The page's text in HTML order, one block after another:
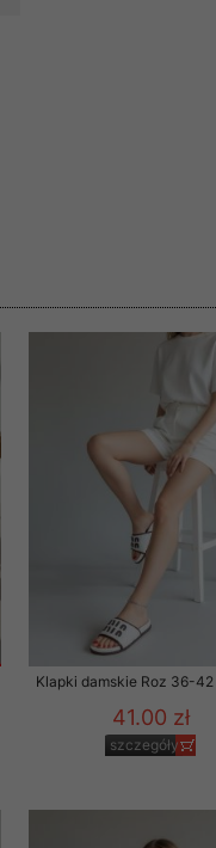
Klapki damskie Roz 36-42
41.00 zł
szczegóły